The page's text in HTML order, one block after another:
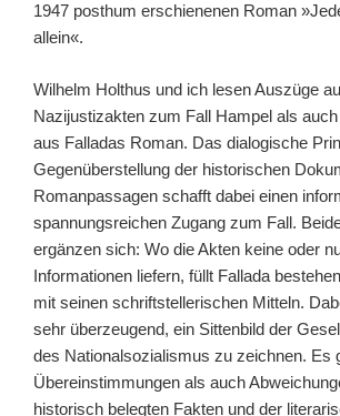
1947 posthum erschienenen Roman
allein«.
Wilhelm Holthus und ich lesen Auszüge
Nazijustizakten zum Fall Hampel als
aus Falladas Roman. Das dialogische
Gegenüberstellung der historischen
Romanpassagen schafft dabei einen
spannungsreichen Zugang zum Fall.
ergänzen sich: Wo die Akten keine oder
Informationen liefern, füllt Fallada
mit seinen schriftstellerischen Mitteln.
sehr überzeugend, ein Sittenbild der
des Nationalsozialismus zu zeichnen. Es
Übereinstimmungen als auch
historisch belegten Fakten und der